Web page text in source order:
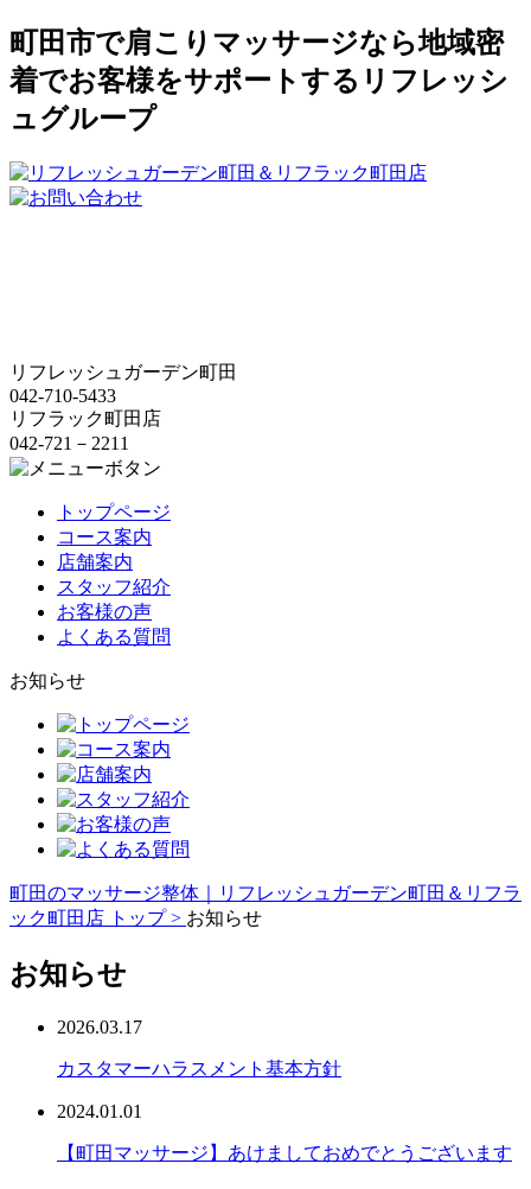
町田市で肩こりマッサージなら地域密
着でお客様をサポートするリフレッシ
ュグループ
リフレッシュガーデン町田
042-710-5433
リフラック町田店
042-721－2211
トップページ
コース案内
店舗案内
スタッフ紹介
お客様の声
よくある質問
お知らせ
町田のマッサージ整体｜リフレッシュガーデン町田＆リフラ
ック町田店 トップ > お知らせ
お知らせ
2026.03.17
カスタマーハラスメント基本方針
2024.01.01
【町田マッサージ】あけましておめでとうございます